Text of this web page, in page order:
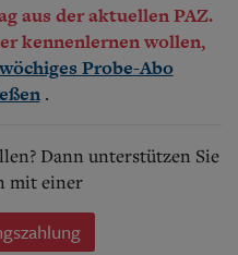
aus der aktuellen PAZ.
kennenlernen wollen,
Probe-Abo
.
Dann unterstützen Sie
mit einer